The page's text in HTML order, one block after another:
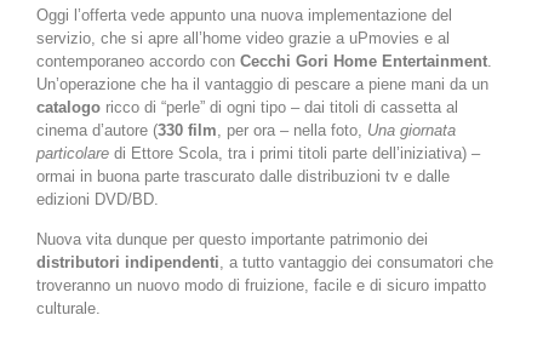
Oggi l’offerta vede appunto una nuova implementazione del
servizio, che si apre all’home video grazie a uPmovies e al
contemporaneo accordo con Cecchi Gori Home Entertainment
Un’operazione che ha il vantaggio di pescare a piene mani da un
catalogo ricco di “perle” di ogni tipo – dai titoli di cassetta al
cinema d’autore (330 film , per ora – nella foto, Una giornata
particolare di Ettore Scola, tra i primi titoli parte dell’iniziativa) –
ormai in buona parte trascurato dalle distribuzioni tv e dalle
edizioni DVD/BD.
Nuova vita dunque per questo importante patrimonio dei
distributori indipendenti, a tutto vantaggio dei consumatori che
troveranno un nuovo modo di fruizione, facile e di sicuro impatto
culturale.